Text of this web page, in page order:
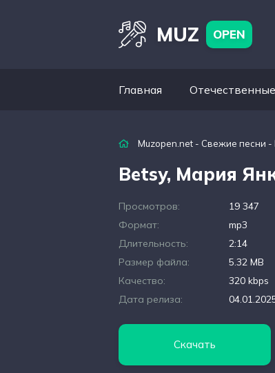
MUZ OPEN
Главная
Muzopen.net - Свежие песни -
Betsy, Мария
Просмотров:
19 347
Формат:
mp3
Длительность:
2:14
Размер файла:
5.32 MB
Качество:
320 kbps
Дата релиза:
Скачать